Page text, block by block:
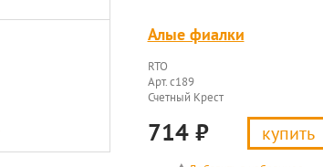
Алые фиалки
RTO
Арт. c189
Счетный Крест
714 ₽ купить